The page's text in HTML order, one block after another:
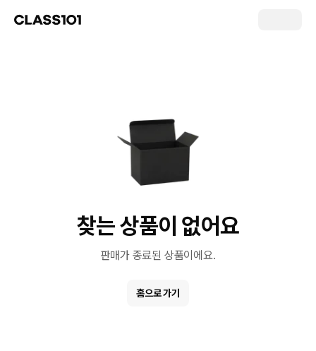
찾는 상품이 없어요
판매가 종료된 상품이에요.
홈으로 가기